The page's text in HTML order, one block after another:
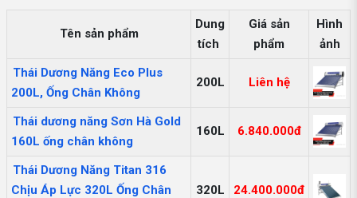
Tên sản phẩm
Dung
tích
Giá sản
phẩm
Hình
ảnh
Thái Dương Năng Eco Plus
200L, Ống Chân Không
200L Liên hệ
Thái dương năng Sơn Hà Gold
160L ống chân không
160L 6.840.000đ
Thái Dương Năng Titan 316
Chịu Áp Lực 320L Ống Chân
320L 24.400.000đ